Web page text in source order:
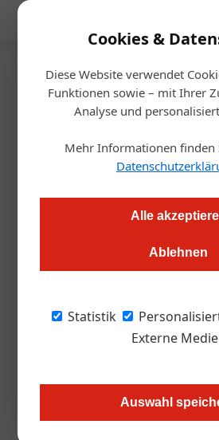
Cookies &
Diese Website verwendet
Funktionen sowie – mit Ihrer
Analyse und
Mehr Informationen finden
Alle
Ablehnen
Statistik
Externe
Auswahl
Startseite/Handel &
Karriere
Frischer Wind
Führungsetage des Unternehmens ein.
neuen Geschäftsführer. Seit
Michael Fink das
zum Jahresende in den